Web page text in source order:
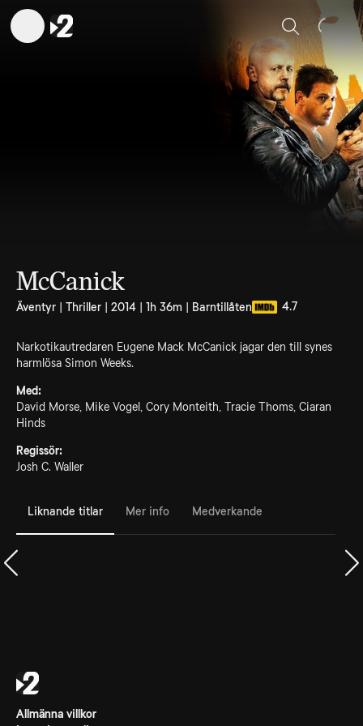
Sök
McCanick
Äventyr | Thriller | 2014 | 1h 36m | Barntillåten 4.7
Narkotikautredaren Eugene Mack McCanick jagar den till synes
harmlösa Simon Weeks.
Med:
David Morse, Mike Vogel, Cory Monteith, Tracie Thoms, Ciaran
Hinds
Regissör:
Josh C. Waller
Liknande titlar Mer info Medverkande
Allmänna villkor